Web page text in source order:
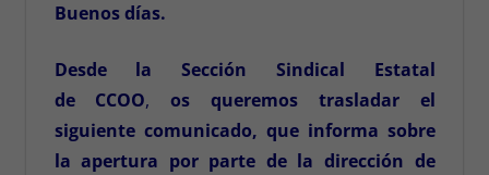
Buenos días.
Desde la
Sección Sindical Estatal
de CCOO,os queremos trasladar el
siguiente comunicado, que informa sobre
la apertura por parte de la dirección de